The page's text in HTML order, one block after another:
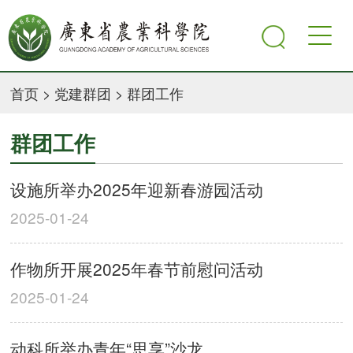
首页 > 党建群团 > 群团工作
群团工作
设施所举办2025年迎新春游园活动
2025-01-24
作物所开展2025年春节前慰问活动
2025-01-24
动科所举办青年“思享”沙龙